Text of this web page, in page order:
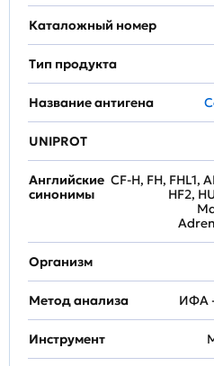
Каталожный номер
Тип продукта
Название антигена
UNIPROT
Английские
синонимы
CF-H, FH, FHL1,
HF2,
Организм
Метод анализа ИФА
Инструмент